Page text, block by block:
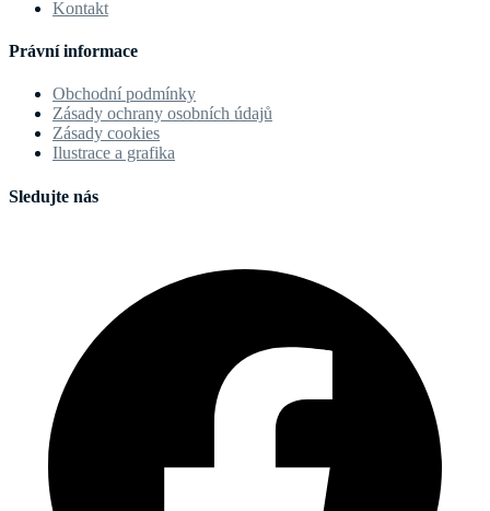
Kontakt
Právní informace
Obchodní podmínky
Zásady ochrany osobních údajů
Zásady cookies
Ilustrace a grafika
Sledujte nás